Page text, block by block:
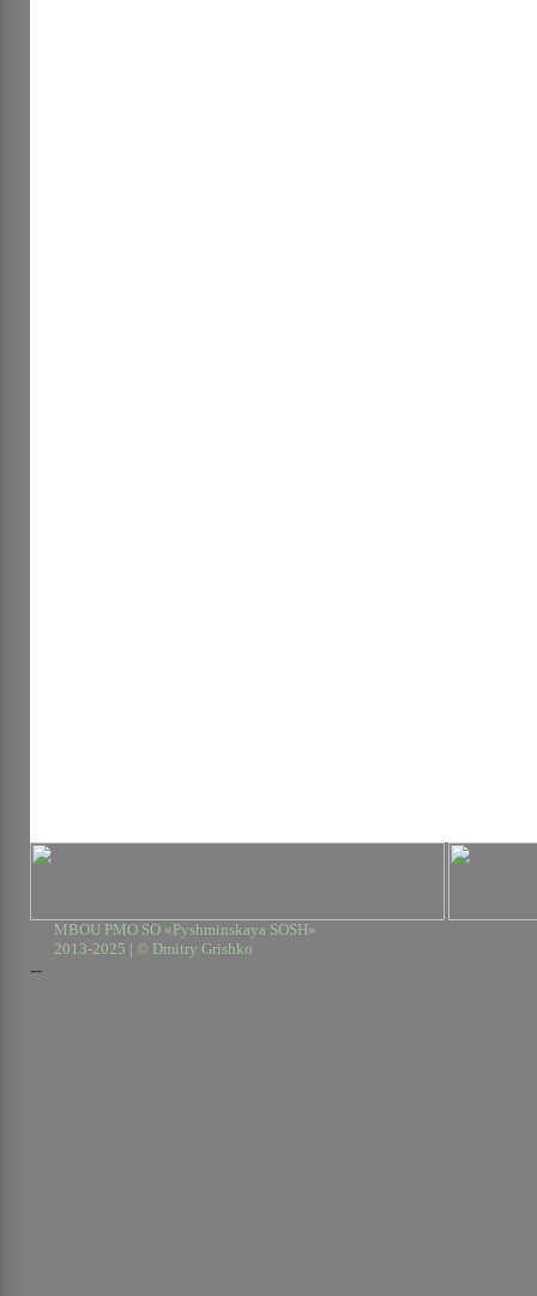
MBOU PMO SO «Pyshminskaya SOSH»
2013-2025 | © Dmitry Grishko
--